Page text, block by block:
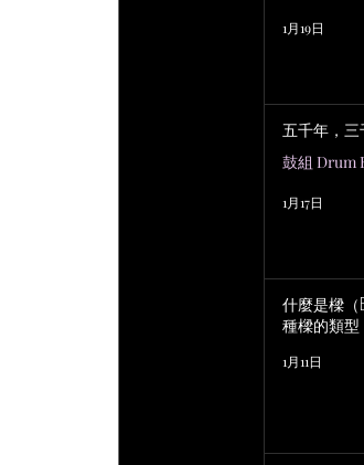
1月19日
五千年，
鼓組 Drum
1月17日
什麼是樑（
種樑的類型
1月11日